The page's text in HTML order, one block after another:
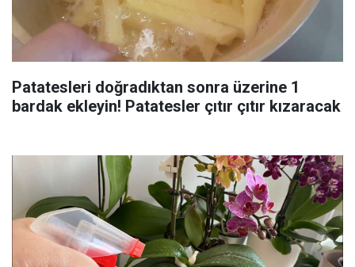
Patatesleri doğradıktan sonra üzerine 1
bardak ekleyin! Patatesler çıtır çıtır kızaracak